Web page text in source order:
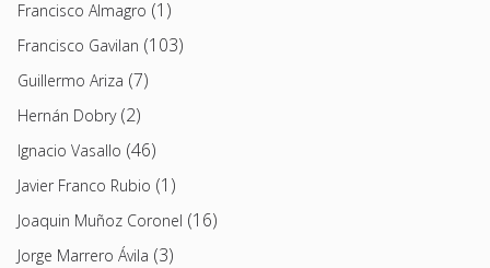
Francisco Almagro (1)
Francisco Gavilan (103)
Guillermo Ariza (7)
Hernán Dobry(2)
Ignacio Vasallo (46)
Javier Franco Rubio (1)
Joaquin Muñoz Coronel (16)
Jorge Marrero Ávila (3)